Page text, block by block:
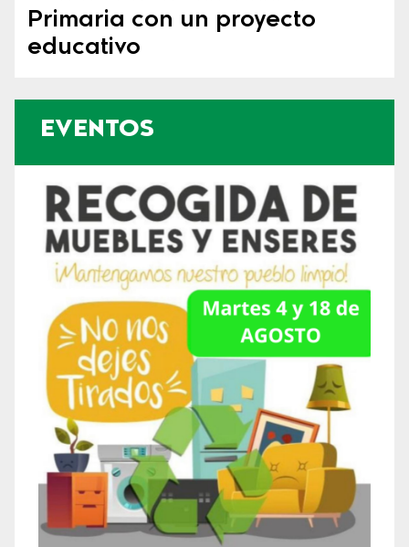
Primaria con un proyecto
educativo
EVENTOS